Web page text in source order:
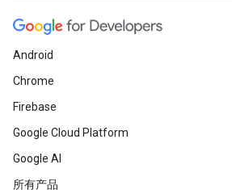
Android
Chrome
Firebase
Google Cloud Platform
Google AI
所有产品